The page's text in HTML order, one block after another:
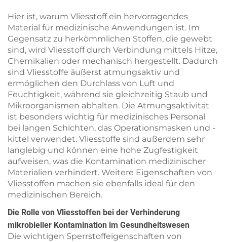
Hier ist, warum Vliesstoff ein hervorragendes
Material für medizinische Anwendungen ist. Im
Gegensatz zu herkömmlichen Stoffen, die gewebt
sind, wird Vliesstoff durch Verbindung mittels Hitze,
Chemikalien oder mechanisch hergestellt. Dadurch
sind Vliesstoffe äußerst atmungsaktiv und
ermöglichen den Durchlass von Luft und
Feuchtigkeit, während sie gleichzeitig Staub und
Mikroorganismen abhalten. Die Atmungsaktivität
ist besonders wichtig für medizinisches Personal
bei langen Schichten, das Operationsmasken und -
kittel verwendet. Vliesstoffe sind außerdem sehr
langlebig und können eine hohe Zugfestigkeit
aufweisen, was die Kontamination medizinischer
Materialien verhindert. Weitere Eigenschaften von
Vliesstoffen machen sie ebenfalls ideal für den
medizinischen Bereich.
Die Rolle von Vliesstoffen bei der Verhinderung
mikrobieller Kontamination im Gesundheitswesen
Die wichtigen Sperrstoffeigenschaften von